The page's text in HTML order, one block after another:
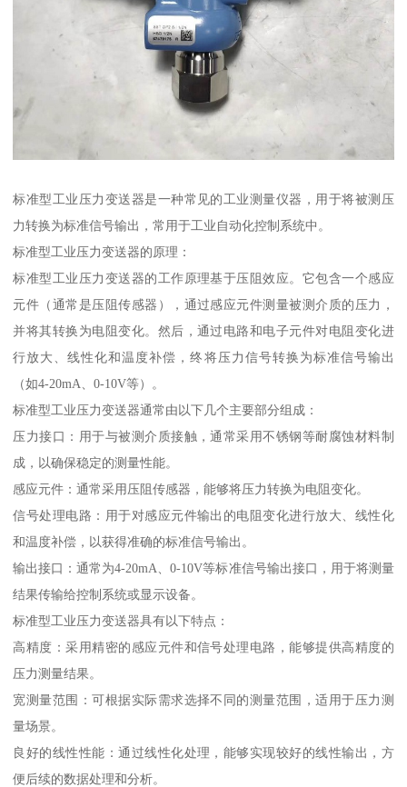
标准型工业压力变送器是一种常见的工业测量仪器，用于将被测压
力转换为标准信号输出，常用于工业自动化控制系统中。
标准型工业压力变送器的原理：
标准型工业压力变送器的工作原理基于压阻效应。它包含一个感应
元件（通常是压阻传感器），通过感应元件测量被测介质的压力，
并将其转换为电阻变化。然后，通过电路和电子元件对电阻变化进
行放大、线性化和温度补偿，终将压力信号转换为标准信号输出
（如4-20mA、0-10V等）。
标准型工业压力变送器通常由以下几个主要部分组成：
压力接口：用于与被测介质接触，通常采用不锈钢等耐腐蚀材料制
成，以确保稳定的测量性能。
感应元件：通常采用压阻传感器，能够将压力转换为电阻变化。
信号处理电路：用于对感应元件输出的电阻变化进行放大、线性化
和温度补偿，以获得准确的标准信号输出。
输出接口：通常为4-20mA、0-10V等标准信号输出接口，用于将测量
结果传输给控制系统或显示设备。
标准型工业压力变送器具有以下特点：
高精度：采用精密的感应元件和信号处理电路，能够提供高精度的
压力测量结果。
宽测量范围：可根据实际需求选择不同的测量范围，适用于压力测
量场景。
良好的线性性能：通过线性化处理，能够实现较好的线性输出，方
便后续的数据处理和分析。